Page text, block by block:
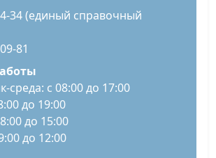
34 (единый справочный
81
среда: с 08:00 до 17:00
до 19:00
до 15:00
до 12:00